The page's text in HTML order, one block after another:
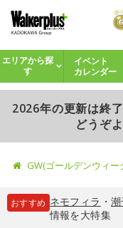
エリアから探
す
イベント
カレンダー
2026年の更新は終
どうぞ
GW(ゴールデンウィー
おすすめ ネモフィラ ・ 潮
情報を大特集